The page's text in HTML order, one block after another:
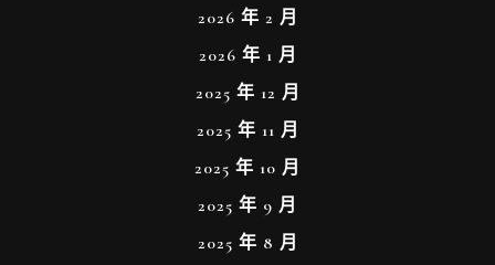
2026 年 2 月
2026 年 1 月
2025 年 12 月
2025 年 11 月
2025 年 10 月
2025 年 9 月
2025 年 8 月